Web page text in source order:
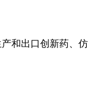
和出口创新药、